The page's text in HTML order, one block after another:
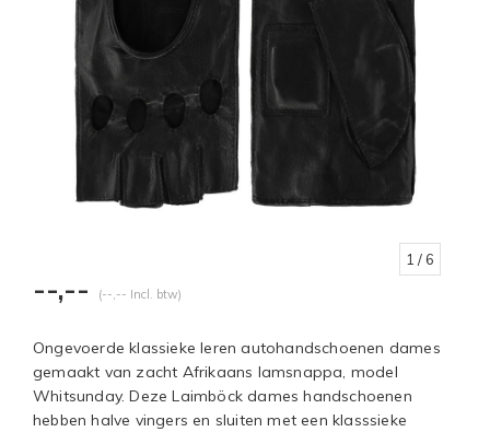
1 / 6
--,-- (--,-- Incl. btw)
Ongevoerde klassieke leren autohandschoenen dames
gemaakt van zacht Afrikaans lamsnappa, model
Whitsunday. Deze Laimböck dames handschoenen
hebben halve vingers en sluiten met een klasssieke